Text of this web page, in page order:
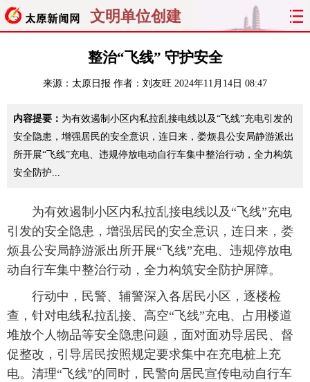
文明单位创建
聚焦 太原
经济 关注 文明 出行
纵横 曝光 综合 专题
旅游 理财 政务 教育
太原日报 太原晚报 热评 社区
整治“飞线” 守护安全
来源： 太原日报 作者：刘友旺 2024年11月14日 08:47
内容提要： 为有效遏制小区内私拉乱接电线以及“飞线”充电引发的
安全隐患，增强居民的安全意识，连日来，娄烦县公安局静游派出
所开展“飞线”充电、违规停放电动自行车集中整治行动，全力构筑
安全防护...
为有效遏制小区内私拉乱接电线以及“飞线”充电
引发的安全隐患，增强居民的安全意识，连日来，娄
烦县公安局静游派出所开展“飞线”充电、违规停放电
动自行车集中整治行动，全力构筑安全防护屏障。
行动中，民警、辅警深入各居民小区，逐楼检
查，针对电线私拉乱接、高空“飞线”充电、占用楼道
堆放个人物品等安全隐患问题，面对面劝导居民、督
促整改，引导居民按照规定要求集中在充电桩上充
电。清理“飞线”的同时，民警向居民宣传电动自行车